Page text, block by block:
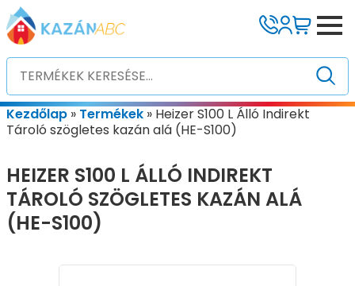
Kezdőlap » Termékek » Heizer S100 L Álló Indirekt
Tároló szögletes kazán alá (HE-S100)
HEIZER S100 L ÁLLÓ INDIREKT
TÁROLÓ SZÖGLETES KAZÁN ALÁ
(HE-S100)